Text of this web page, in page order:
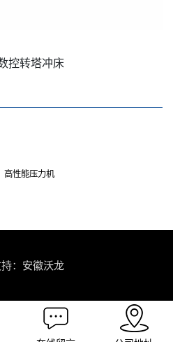
控转塔冲床
高性能压力机
：安徽沃龙